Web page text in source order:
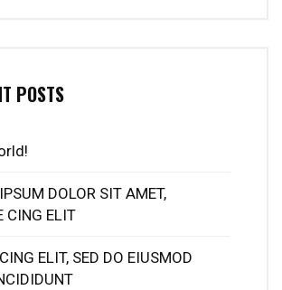
POSTS
DOLOR SIT AMET,
CING ELIT
ELIT, SED DO EIUSMOD